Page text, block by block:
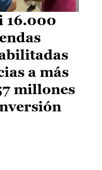
16.000
a más
millones